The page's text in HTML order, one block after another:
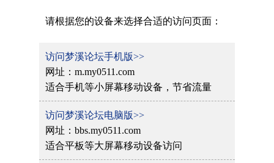
请根据您的设备来选择合适的访问页面：
访问梦溪论坛手机版>>
网址：m.my0511.com
适合手机等小屏幕移动设备，节省流量
访问梦溪论坛电脑版>>
网址：bbs.my0511.com
适合平板等大屏幕移动设备访问